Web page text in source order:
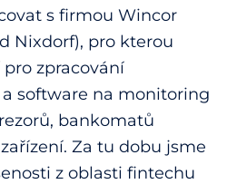
s firmou Wincor
Nixdorf), pro kterou
zpracování
software na monitoring
bankomatů
Za tu dobu jsme
z oblasti fintechu